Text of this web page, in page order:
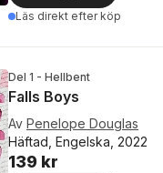
Läs direkt efter köp
Del 1 - Hellbent
Falls Boys
Av Penelope Douglas
Häftad, Engelska, 2022
139 kr